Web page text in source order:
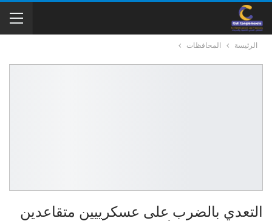
الرئيسة المحافظات
التعدي بالضرب على عسكرييين متقاعدين